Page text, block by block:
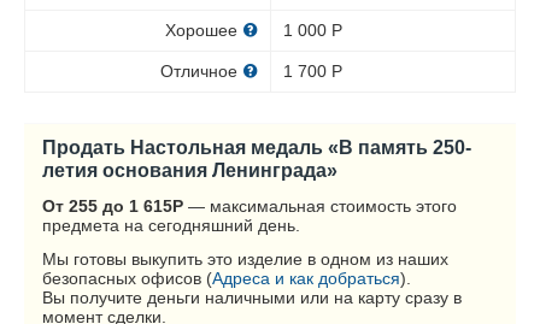
Хорошее 1 000 Р
Отличное 1 700 Р
Продать Настольная медаль «В память 250-
летия основания Ленинграда»
От 255 до 1 615Р — максимальная стоимость этого
предмета на сегодняшний день.
Мы готовы выкупить это изделие в одном из наших
безопасных офисов (Адреса и как добраться).
Вы получите деньги наличными или на карту сразу в
момент сделки.